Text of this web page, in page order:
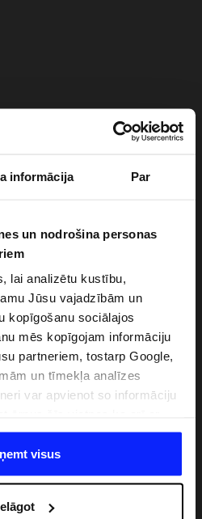
informācija Par
un nodrošina personas
lai analizētu kustību,
Jūsu vajadzībām un
kopīgošanu sociālajos
mēs kopīgojam informāciju
partneriem, tostarp Google,
un tīmekļa analīzes
var apvienot so informāciju
viņu pakalpojumus. Ar
Jūsu personas datus
veidu, kadā tiek rādīta
piedāvātos risinajumus
visus